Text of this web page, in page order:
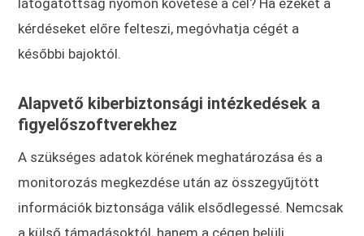
látogatottság nyomon követése a cél? Ha ezeket a
kérdéseket előre felteszi, megóvhatja cégét a
későbbi bajoktól.
Alapvető kiberbiztonsági intézkedések a
figyelőszoftverekhez
A szükséges adatok körének meghatározása és a
monitorozás megkezdése után az összegyűjtött
információk biztonsága válik elsődlegessé. Nemcsak